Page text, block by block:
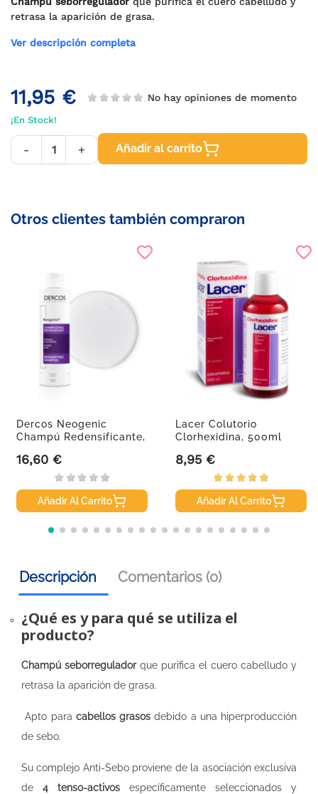
retrasa la aparición de grasa.
Ver descripción completa
11,95 € No hay opiniones de momento
¡En Stock!
- + Añadir al carrito
Otros clientes también compraron
Dercos Neogenic
Champú Redensificante,
Precio
16,60 €
Añadir Al Carrito
Lacer Colutorio
Clorhexidina, 500ml
Precio
8,95 €
Añadir Al Carrito
Descripción Comentarios (0)
¿Qué es y para qué se utiliza el
producto?
Champú seborreguladorque purifica el cuero cabelludo y
retrasa la aparición de grasa.
Apto para cabellos grasos debido a una hiperproducción
de sebo.
Su complejo Anti-Sebo proviene de la asociación exclusiva
de 4 tenso-activos específicamente seleccionados y